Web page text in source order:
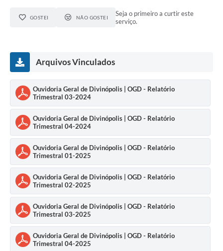
GOSTEI NÃO GOSTEI
Seja o primeiro a curtir este
serviço.
Arquivos Vinculados
Ouvidoria Geral de Divinópolis | OGD - Relatório
Trimestral 03-2024
Ouvidoria Geral de Divinópolis | OGD - Relatório
Trimestral 04-2024
Ouvidoria Geral de Divinópolis | OGD - Relatório
Trimestral 01-2025
Ouvidoria Geral de Divinópolis | OGD - Relatório
Trimestral 02-2025
Ouvidoria Geral de Divinópolis | OGD - Relatório
Trimestral 03-2025
Ouvidoria Geral de Divinópolis | OGD - Relatório
Trimestral 04-2025